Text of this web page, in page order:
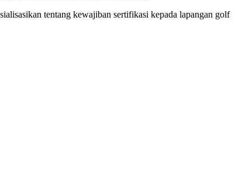
tentang kewajiban sertifikasi kepada lapangan golf